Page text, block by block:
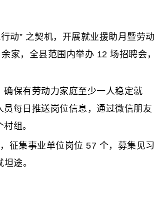
动” 之契机，开展就业援助月暨劳动
家，全县范围内举办 12 场招聘会，
保有劳动力家庭至少一人稳定就
每日推送岗位信息，通过微信朋友
组。
集事业单位岗位 57 个，募集见习
途。